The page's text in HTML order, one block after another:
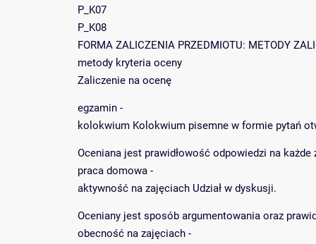
P_K07
P_K08
FORMA ZALICZENIA PRZEDMIOTU: METODY
metody kryteria oceny
Zaliczenie na ocenę
egzamin -
kolokwium Kolokwium pisemne w formie pytań
Oceniana jest prawidłowość odpowiedzi na każde
praca domowa -
aktywność na zajęciach Udział w dyskusji.
Oceniany jest sposób argumentowania oraz
obecność na zajęciach -